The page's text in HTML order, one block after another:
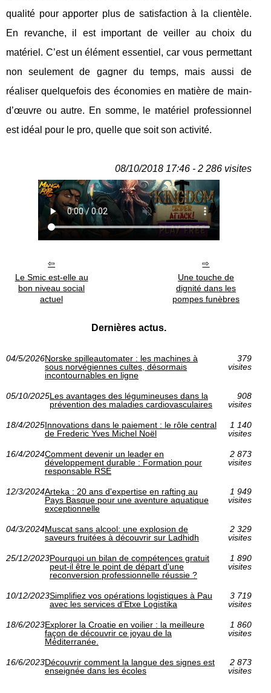
qualité pour apporter plus de satisfaction à la clientèle.
En revanche, il est important de veiller au choix du
matériel. C’est un élément essentiel, car vous permettant
non seulement de gagner du temps, mais aussi de
réaliser quelquefois des économies en matière de main-
d’œuvre ou autre. En somme, le matériel professionnel
est idéal pour le pro, quelle que soit son activité.
08/10/2018 17:46 - 2 286 visites
Le Smic est-elle au
bon niveau social
actuel
Une touche de
dignité dans les
pompes funèbres
Dernières actus.
04/5/2026Norske spilleautomater : les machines à
sous norvégiennes cultes, désormais
incontournables en ligne
379
visites
05/10/2025Les avantages des légumineuses dans la
prévention des maladies cardiovasculaires
908
visites
18/4/2025Innovations dans le paiement : le rôle central
de Frederic Yves Michel Noël
1 140
visites
16/4/2024Comment devenir un leader en
développement durable : Formation pour
responsable RSE
2 873
visites
12/3/2024Arteka : 20 ans d'expertise en rafting au
Pays Basque pour une aventure aquatique
exceptionnelle
1 949
visites
04/3/2024Muscat sans alcool: une explosion de
saveurs fruitées à découvrir sur Ladhidh
2 329
visites
25/12/2023Pourquoi un bilan de compétences gratuit
peut-il être le point de départ d'une
reconversion professionnelle réussie ?
1 890
visites
10/12/2023Simplifiez vos opérations logistiques à Pau
avec les services d'Etxe Logistika
3 719
visites
18/6/2023Explorer la Croatie en voilier : la meilleure
façon de découvrir ce joyau de la
Méditerranée.
1 860
visites
16/6/2023Découvrir comment la langue des signes est
enseignée dans les écoles
2 873
visites